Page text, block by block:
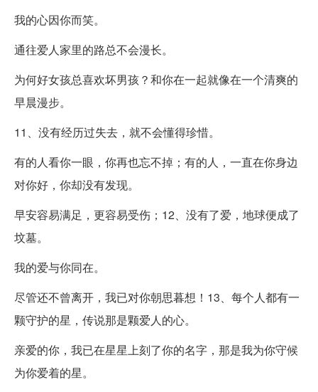
我的心因你而笑。
通往爱人家里的路总不会漫长。
为何好女孩总喜欢坏男孩？和你在一起就像在一个清爽的
早晨漫步。
11、没有经历过失去，就不会懂得珍惜。
有的人看你一眼，你再也忘不掉；有的人，一直在你身边
对你好，你却没有发现。
早安容易满足，更容易受伤；12、没有了爱，地球便成了
坟墓。
我的爱与你同在。
尽管还不曾离开，我已对你朝思暮想！13、每个人都有一
颗守护的星，传说那是颗爱人的心。
亲爱的你，我已在星星上刻了你的名字，那是我为你守候
为你爱着的星。